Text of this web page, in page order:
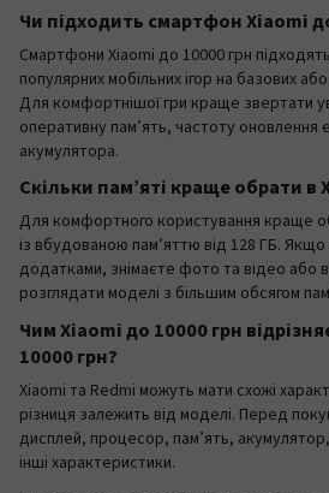
Чи підходить смартфон Xiaomi
Смартфони Xiaomi до 10000 грн
популярних мобільних ігор на базових
Для комфортнішої гри краще звертати
оперативну пам’ять, частоту оновлення
акумулятора.
Скільки пам’яті краще обрати в
Для комфортного користування краще
із вбудованою пам’яттю від 128 ГБ.
додатками, знімаєте фото та відео або
розглядати моделі з більшим обсягом
Чим Xiaomi до 10000 грн
10000 грн?
Xiaomi та Redmi можуть мати схожі
різниця залежить від моделі. Перед
дисплей, процесор, пам’ять,
інші характеристики.